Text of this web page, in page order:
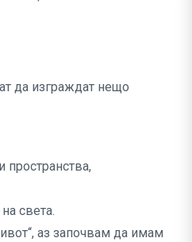
да изграждат нещо
пространства,
света.
аз започвам да имам